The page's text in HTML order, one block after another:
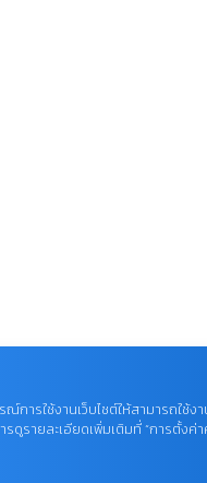
ณ์การใช้งานเว็บไซต์ให้สามารถใ
ดูรายละเอียดเพิ่มเติมที่ “การตั้งค่